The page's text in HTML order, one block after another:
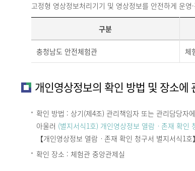
고정형 영상정보처리기기 및 영상정보를 안전하게 운
구분
충청남도 안전체험관 체
개인영상정보의 확인 방법 및 장소에
확인 방법 : 상기(제4조) 관리책임자 또는 관리담당자
아울러 (별지서식1호) 개인영상정보 열람ㆍ존재 확인
【개인영상정보 열람ㆍ존재 확인 청구서 별지서식1호
확인 장소 : 체험관 중앙관제실